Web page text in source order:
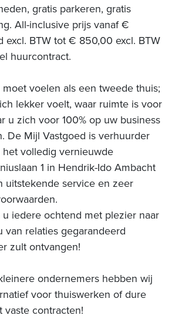
gratis parkeren, gratis
All-inclusive prijs vanaf €
excl. BTW tot € 850,00 excl. BTW
huurcontract.
voelen als een tweede thuis;
lekker voelt, waar ruimte is voor
u zich voor 100% op uw business
De Mijl Vastgoed is verhuurder
volledig vernieuwde
1 in Hendrik-Ido Ambacht
uitstekende service en zeer
u iedere ochtend met plezier naar
van relaties gegarandeerd
zult ontvangen!
ondernemers hebben wij
voor thuiswerken of dure
vaste contracten!